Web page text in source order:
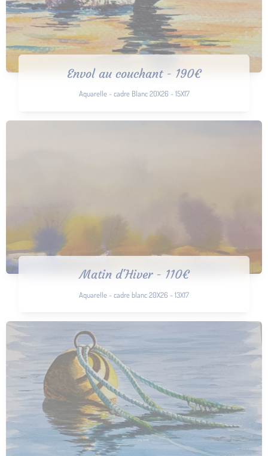
Envol au couchant - 190€
Aquarelle - cadre Blanc 20X26 - 15X17
Matin d'Hiver - 110€
Aquarelle - cadre blanc 20X26 - 13X17